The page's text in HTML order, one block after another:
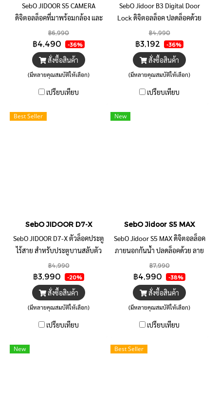
SebO JIDOOR S5 CAMERA
ดิจิตอลล็อคที่มาพร้อมกล้อง และ
กริ่งด้านนอก ที่สั่งเปิดจากทุกที่เมื่อ
มีคนกดกริ่ง ติดตั้งง่ายแทนลูกบิด
หรือเขาควายเดิมได้เลย
฿6,990
฿4,490 -36%
สั่งซื้อสินค้า
(มีหลายคุณสมบัติให้เลือก)
เปรียบเทียบ
SebO Jidoor B3 Digital Door
Lock ดิจิตอลล็อค ปลดล็อคด้วย
ลายนิ้วมือ รหัส บัตร รีโมท กุญแจ
ติดตั้งง่าย ไร้สาย ใช้กับประตู
กระจก บานเปลือยได้
฿4,990
฿3,192 -36%
สั่งซื้อสินค้า
(มีหลายคุณสมบัติให้เลือก)
เปรียบเทียบ
Best Seller
SebO JIDOOR D7-X
SebO JIDOOR D7-X ตัวล็อคประตู
ไร้สาย สำหรับประตูบานสลับตัว
เดียวในโลก บานซ่อน ล็อคพร้อม
กันบานคู่ ภายนอกกันน้ำ เปิดด้วย
นิ้ว รหัส บัตร
฿4,990
฿3,990 -20%
สั่งซื้อสินค้า
(มีหลายคุณสมบัติให้เลือก)
เปรียบเทียบ
New
SebO Jidoor S5 MAX
SebO Jidoor S5 MAX ดิจิตอลล็อค
ภายนอกกันน้ำ ปลดล็อคด้วย ลาย
นิ้ว รหัส บัตร แอปพลิเคชั่น Digital
Door Lock ติดตั้งง่าย แทนลูกบิด
เดิม ด้านนอกกันน้ำ ด้านในไม่กัน
น้ำ
฿7,990
฿4,990 -38%
สั่งซื้อสินค้า
(มีหลายคุณสมบัติให้เลือก)
เปรียบเทียบ
New Best Seller